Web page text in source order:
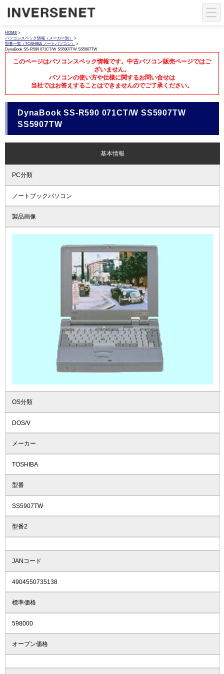
HOME >
パソコンスペック情報（メーカー別）
>
型番一覧（TOSHIBA ノートパソコン）
>
DynaBook SS-R590 071CT/W SS5907TW SS5907TW
このページはパソコンスペック情報です。中古パソコン販売ページではご
ざいません。
パソコンの使い方や仕様に関するお問い合せは
当社ではお答えすることはできませんのでご了承ください。
DynaBook SS-R590 071CT/W SS5907TW
SS5907TW
基本情報
PC分類
ノートブックパソコン
製品画像
OS分類
DOS/V
メーカー
TOSHIBA
型番
SS5907TW
型番2
JANコード
4904550735138
標準価格
598000
オープン価格